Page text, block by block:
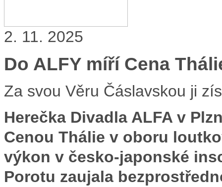
2. 11. 2025
Do ALFY míří Cena
Za svou Věru Čáslavskou ji
Herečka Divadla ALFA v
Cenou Thálie v oboru
výkon v česko-japonské
Porotu zaujala